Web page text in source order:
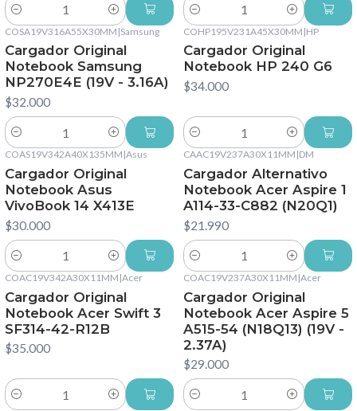
Cantidad Cantidad
COSA19V316A55X30MM |Samsung
Cargador Original
Notebook Samsung
NP270E4E (19V - 3.16A)
$32.000
Cantidad
COHP195V231A45X30MM |HP
Cargador Original
Notebook HP 240 G6
$34.000
Cantidad
COAS19V342A40X135MM |Asus
Cargador Original
Notebook Asus
VivoBook 14 X413E
$30.000
Cantidad
CAAC19V237A30X11MM |DM
Cargador Alternativo
Notebook Acer Aspire 1
A114-33-C882 (N20Q1)
$21.990
Cantidad
COAC19V342A30X11MM |Acer
Cargador Original
Notebook Acer Swift 3
SF314-42-R12B
$35.000
Cantidad
COAC19V237A30X11MM |Acer
Cargador Original
Notebook Acer Aspire 5
A515-54 (N18Q13) (19V -
2.37A)
$29.000
Cantidad